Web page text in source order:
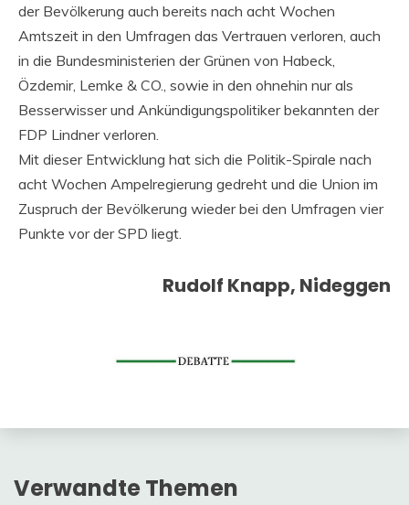
der Bevölkerung auch bereits nach acht Wochen
Amtszeit in den Umfragen das Vertrauen verloren, auch
in die Bundesministerien der Grünen von Habeck,
Özdemir, Lemke & CO., sowie in den ohnehin nur als
Besserwisser und Ankündigungspolitiker bekannten der
FDP Lindner verloren.
Mit dieser Entwicklung hat sich die Politik-Spirale nach
acht Wochen Ampelregierung gedreht und die Union im
Zuspruch der Bevölkerung wieder bei den Umfragen vier
Punkte vor der SPD liegt.
Rudolf Knapp, Nideggen
Verwandte Themen